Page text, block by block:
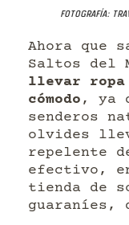
Fotografía:
Ahora que
Saltos del
llevar
cómodo , ya
senderos
olvides
repelente
efectivo,
tienda de
guaraníes,